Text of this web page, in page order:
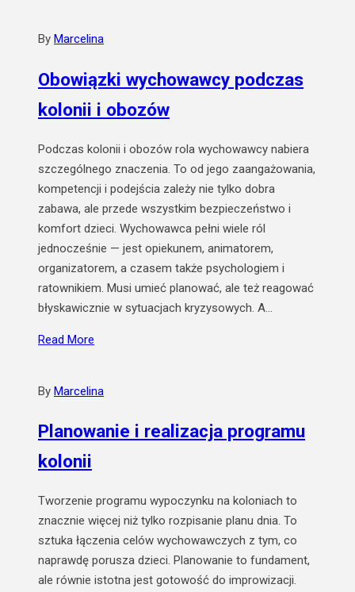
By Marcelina
Obowiązki wychowawcy podczas
kolonii i obozów
Podczas kolonii i obozów rola wychowawcy nabiera
szczególnego znaczenia. To od jego zaangażowania,
kompetencji i podejścia zależy nie tylko dobra
zabawa, ale przede wszystkim bezpieczeństwo i
komfort dzieci. Wychowawca pełni wiele ról
jednocześnie — jest opiekunem, animatorem,
organizatorem, a czasem także psychologiem i
ratownikiem. Musi umieć planować, ale też reagować
błyskawicznie w sytuacjach kryzysowych. A…
Read More
By Marcelina
Planowanie i realizacja programu
kolonii
Tworzenie programu wypoczynku na koloniach to
znacznie więcej niż tylko rozpisanie planu dnia. To
sztuka łączenia celów wychowawczych z tym, co
naprawdę porusza dzieci. Planowanie to fundament,
ale równie istotna jest gotowość do improwizacji.